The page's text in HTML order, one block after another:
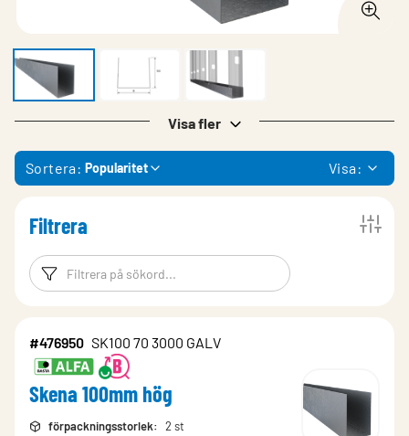
Visa fler
Sortera: Popularitet Visa:
Filtrera
Filtreringsord Filtrera
#476950 SK100 70 3000 GALV
Skena 100mm hög
förpackningsstorlek: 2 st